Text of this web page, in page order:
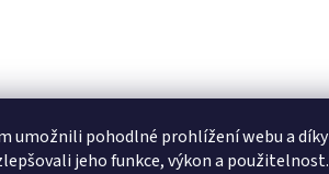
umožnili pohodlné prohlížení webu a díky
jeho funkce, výkon a použitelnost.